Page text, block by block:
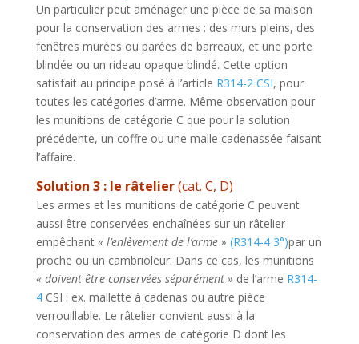
Un particulier peut aménager une pièce de sa maison
pour la conservation des armes : des murs pleins, des
fenêtres murées ou parées de barreaux, et une porte
blindée ou un rideau opaque blindé. Cette option
satisfait au principe posé à l’article R314-2 CSI, pour
toutes les catégories d’arme. Même observation pour
les munitions de catégorie C que pour la solution
précédente, un coffre ou une malle cadenassée faisant
l’affaire.
Solution 3 : le râtelier(cat. C, D)
Les armes et les munitions de catégorie C peuvent
aussi être conservées enchaînées sur un râtelier
empêchant « l’enlèvement de l’arme » (R314-4 3°)par un
proche ou un cambrioleur. Dans ce cas, les munitions
« doivent être conservées séparément » de l’arme R314-
4CSI : ex. mallette à cadenas ou autre pièce
verrouillable. Le râtelier convient aussi à la
conservation des armes de catégorie D dont les